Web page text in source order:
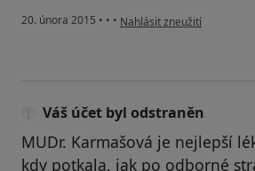
20. února 2015 • • • podle názoru uživatele Váš
Nahlásit zneužití
Váš účet byl odstraněn
MUDr. Karmašová je nejlepší
kdy potkala, jak po odborné